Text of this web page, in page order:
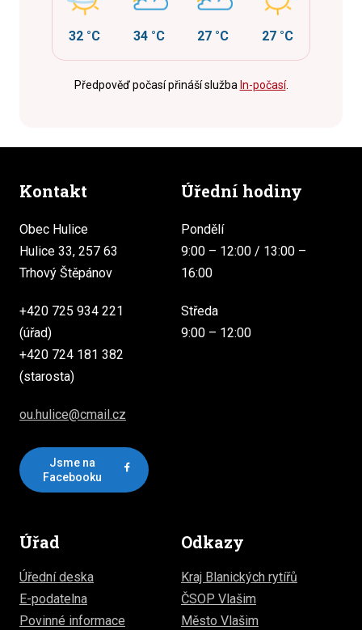
32 °C 34 °C 27 °C 27 °C
Předpověď počasí přináší služba In-počasí.
Kontakt
Obec Hulice
Hulice 33, 257 63
Trhový Štěpánov
+420 725 934 221
(úřad)
+420 724 181 382
(starosta)
ou.hulice@cmail.cz
Jsme na
Facebooku
Úřední hodiny
Pondělí
9:00 – 12:00 / 13:00 –
16:00
Středa
9:00 – 12:00
Úřad
Úřední deska
E-podatelna
Povinné informace
Odkazy
Kraj Blanických rytířů
ČSOP Vlašim
Město Vlašim